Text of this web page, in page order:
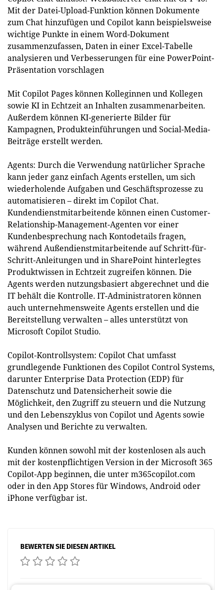
Mit der Datei-Upload-Funktion können Dokumente
zum Chat hinzufügen und Copilot kann beispielsweise
wichtige Punkte in einem Word-Dokument
zusammenzufassen, Daten in einer Excel-Tabelle
analysieren und Verbesserungen für eine PowerPoint-
Präsentation vorschlagen
Mit Copilot Pages können Kolleginnen und Kollegen
sowie KI in Echtzeit an Inhalten zusammenarbeiten.
Außerdem können KI-generierte Bilder für
Kampagnen, Produkteinführungen und Social-Media-
Beiträge erstellt werden.
Agents: Durch die Verwendung natürlicher Sprache
kann jeder ganz einfach Agents erstellen, um sich
wiederholende Aufgaben und Geschäftsprozesse zu
automatisieren – direkt im Copilot Chat.
Kundendienstmitarbeitende können einen Customer-
Relationship-Management-Agenten vor einer
Kundenbesprechung nach Kontodetails fragen,
während Außendienstmitarbeitende auf Schritt-für-
Schritt-Anleitungen und in SharePoint hinterlegtes
Produktwissen in Echtzeit zugreifen können. Die
Agents werden nutzungsbasiert abgerechnet und die
IT behält die Kontrolle. IT-Administratoren können
auch unternehmensweite Agents erstellen und die
Bereitstellung verwalten – alles unterstützt von
Microsoft Copilot Studio.
Copilot-Kontrollsystem: Copilot Chat umfasst
grundlegende Funktionen des Copilot Control Systems,
darunter Enterprise Data Protection (EDP) für
Datenschutz und Datensicherheit sowie die
Möglichkeit, den Zugriff zu steuern und die Nutzung
und den Lebenszyklus von Copilot und Agents sowie
Analysen und Berichte zu verwalten.
Kunden können sowohl mit der kostenlosen als auch
mit der kostenpflichtigen Version in der Microsoft 365
Copilot-App beginnen, die unter m365copilot.com
oder in den App Stores für Windows, Android oder
iPhone verfügbar ist.
BEWERTEN SIE DIESEN ARTIKEL